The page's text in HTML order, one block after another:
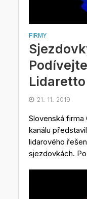
FIRMY
21. 11. 2019
Slovenská firma
kanálu
lidarového
sjezdovkách.